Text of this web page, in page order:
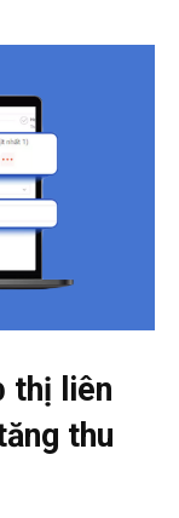
thị liên
thu